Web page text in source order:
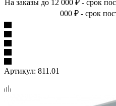
На заказы до 12 000 ₽ - срок
000 ₽ - срок
Артикул: 811.01